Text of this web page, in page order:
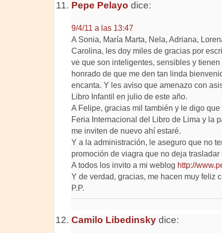
Pepe Pelayo dice:
9/4/11 a las 13:47
A Sonia, María Marta, Nela, Adriana,
Carolina, les doy miles de gracias por
ve que son inteligentes, sensibles y
honrado de que me den tan linda
encanta. Y les aviso que amenazo con
Libro Infantil en julio de este año.
A Felipe, gracias mil también y le digo
Feria Internacional del Libro de Lima y la
me inviten de nuevo ahí estaré.
Y a la administración, le aseguro que no
promoción de viagra que no deja trasladar
A todos los invito a mi weblog http://
Y de verdad, gracias, me hacen muy feliz
P.P.
Camilo Libedinskydice: